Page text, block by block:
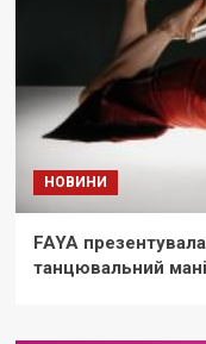
НОВИНИ
FAYA
танцювальний